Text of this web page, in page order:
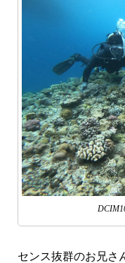
センス抜群のお兄さ